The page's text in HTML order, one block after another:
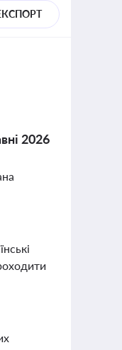
2026